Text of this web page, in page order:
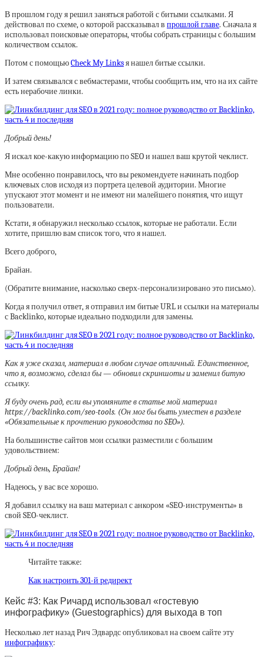
В прошлом году я решил заняться работой с битыми ссылками. Я
действовал по схеме, о которой рассказывал в прошлой главе. Сначала я
использовал поисковые операторы, чтобы собрать страницы с большим
количеством ссылок.
Потом с помощьюCheck My Linksя нашел битые ссылки.
И затем связывался с вебмастерами, чтобы сообщить им, что на их сайте
есть нерабочие линки.
Добрый день!
Я искал кое-какую информацию по SEO и нашел ваш крутой чеклист.
Мне особенно понравилось, что вы рекомендуете начинать подбор
ключевых слов исходя из портрета целевой аудитории. Многие
упускают этот момент и не имеют ни малейшего понятия, что ищут
пользователи.
Кстати, я обнаружил несколько ссылок, которые не работали. Если
хотите, пришлю вам список того, что я нашел.
Всего доброго,
Брайан.
(Обратите внимание, насколько сверх-персонализировано это письмо).
Когда я получил ответ, я отправил им битые URL и ссылки на материалы
с Backlinko, которые идеально подходили для замены.
Как я уже сказал, материал в любом случае отличный. Единственное,
что я, возможно, сделал бы — обновил скриншоты и заменил битую
ссылку.
Я буду очень рад, если вы упомяните в статье мой материал
https://backlinko.com/seo-tools. (Он мог бы быть уместен в разделе
«Обязательные к прочтению руководства по SEO»).
На большинстве сайтов мои ссылки разместили с большим
удовольствием:
Добрый день, Брайан!
Надеюсь, у вас все хорошо.
Я добавил ссылку на ваш материал с анкором «SEO-инструменты» в
свой SEO-чеклист.
Читайте также:
Как настроить 301-й редирект
Кейс #3: Как Ричард использовал «гостевую
инфографику» (Guestographics) для выхода в топ
Несколько лет назад Рич Эдвардс опубликовал на своем сайте эту
инфографику: